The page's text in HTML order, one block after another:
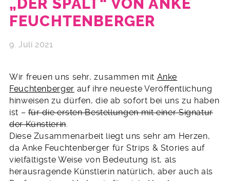
„DER SPALT“ VON ANKE
FEUCHTENBERGER
9. Juli 2021
Wir freuen uns sehr, zusammen mit Anke
Feuchtenberger auf ihre neueste Veröffentlichung
hinweisen zu dürfen, die ab sofort bei uns zu haben
ist –für die ersten Bestellungen mit einer Signatur
der Künstlerin.
Diese Zusammenarbeit liegt uns sehr am Herzen,
da Anke Feuchtenberger für Strips & Stories auf
vielfältigste Weise von Bedeutung ist, als
herausragende Künstlerin natürlich, aber auch als